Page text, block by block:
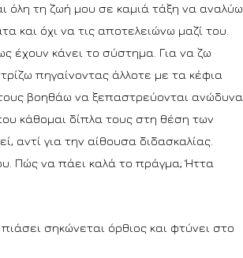
όλη τη ζωή μου σε καμιά τάξη να αναλύω
και όχι να τις αποτελειώνω μαζί του.
έχουν κάνει το σύστημα. Για να ζω
πηγαίνοντας άλλοτε με τα κέφια
βοηθάω να ξεπαστρεύονται ανώδυνα.
κάθομαι δίπλα τους στη θέση των
αντί για την αίθουσα διδασκαλίας.
Πώς να πάει καλά το πράγμα; Ήττα
σηκώνεται όρθιος και φτύνει στο